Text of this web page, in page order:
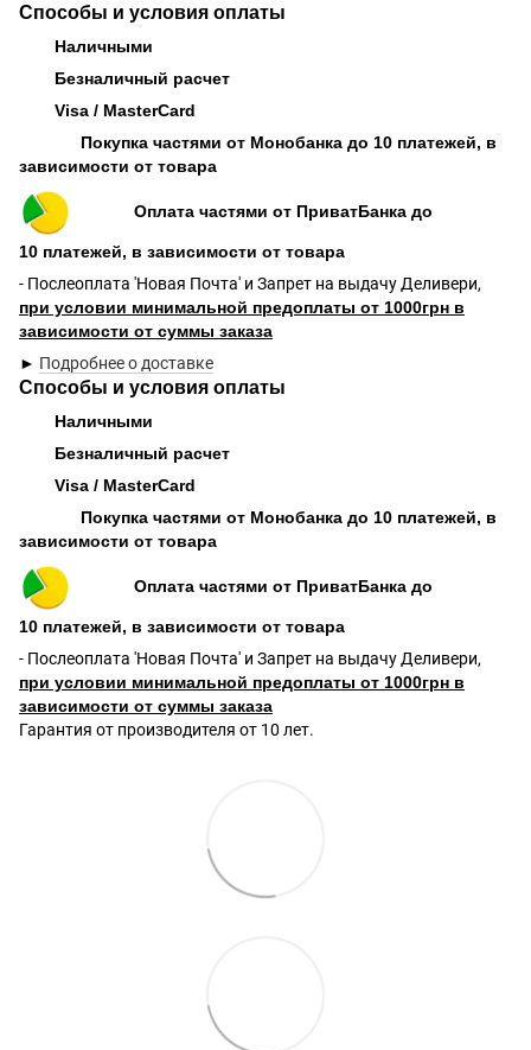
Способы и условия оплаты
Наличными
Безналичный расчет
Visa / MasterCard
Покупка частями от Монобанка до 10 платежей, в
зависимости от товара
Оплата частями от ПриватБанка до
10 платежей, в зависимости от товара
- Послеоплата 'Новая Почта' и Запрет на выдачу Деливери,
при условии минимальной предоплаты от 1000грн в
зависимости от суммы заказа
► Подробнее о доставке
Способы и условия оплаты
Наличными
Безналичный расчет
Visa / MasterCard
Покупка частями от Монобанка до 10 платежей, в
зависимости от товара
Оплата частями от ПриватБанка до
10 платежей, в зависимости от товара
- Послеоплата 'Новая Почта' и Запрет на выдачу Деливери,
при условии минимальной предоплаты от 1000грн в
зависимости от суммы заказа
Гарантия от производителя от 10 лет.